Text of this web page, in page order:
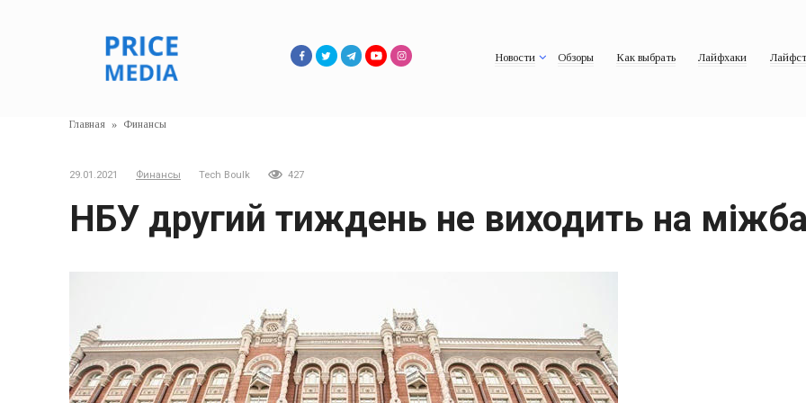
Новости Обзоры Как выбрать Лайфхаки
Главная » Финансы
29.01.2021 Финансы Tech Boulk 427
НБУ другий тиждень не виходить на